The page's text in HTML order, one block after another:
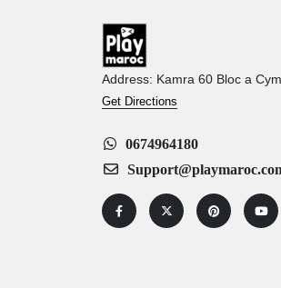
Address: Kamra 60 Bloc a
Get Directions
0674964180